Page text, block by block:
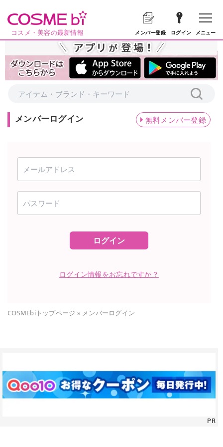
コスメ・美容の最新情報 メンバー登録 ログイン メニュー
メンバーログイン 無料メンバー登録
ログイン
ログイン情報をお忘れですか？
COSMEbiトップページ » メンバーログイン
PR